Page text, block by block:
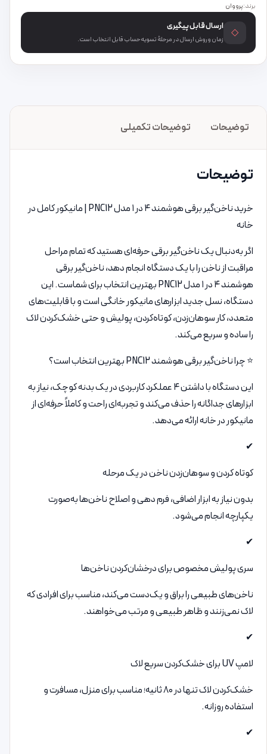
برند:پرووان
◇ ارسال قابل پیگیری
زمان و روش ارسال در مرحلهٔ تسویه‌حساب قابل انتخاب است.
توضیحات توضیحات تکمیلی
توضیحات
خرید ناخن‌گیر برقی هوشمند ۴ در ۱ مدل PNC12 | مانیکور کامل در
خانه
اگر به‌دنبال یک ناخن‌گیر برقی حرفه‌ای هستید که تمام مراحل
مراقبت از ناخن را با یک دستگاه انجام دهد، ناخن‌گیر برقی
هوشمند ۴ در ۱ مدل PNC12 بهترین انتخاب برای شماست. این
دستگاه، نسل جدید ابزارهای مانیکور خانگی است و با قابلیت‌های
متعدد، کار سوهان‌زدن، کوتاه‌کردن، پولیش و حتی خشک‌کردن لاک
را ساده و سریع می‌کند.
⭐ چرا ناخن‌گیر برقی هوشمند PNC12 بهترین انتخاب است؟
این دستگاه با داشتن ۴ عملکرد کاربردی در یک بدنه کوچک، نیاز به
ابزارهای جداگانه را حذف می‌کند و تجربه‌ای راحت و کاملاً حرفه‌ای از
مانیکور در خانه ارائه می‌دهد.
✔
کوتاه کردن و سوهان‌زدن ناخن در یک مرحله
بدون نیاز به ابزار اضافی، فرم دهی و اصلاح ناخن‌ها به‌صورت
یکپارچه انجام می‌شود.
✔
سری پولیش مخصوص برای درخشان‌کردن ناخن‌ها
ناخن‌های طبیعی را براق و یک‌دست می‌کند، مناسب برای افرادی که
لاک نمی‌زنند و ظاهر طبیعی و مرتب می‌خواهند.
✔
لامپ UV برای خشک‌کردن سریع لاک
خشک‌کردن لاک تنها در ۸۰ ثانیه؛ مناسب برای منزل، مسافرت و
استفاده روزانه.
✔